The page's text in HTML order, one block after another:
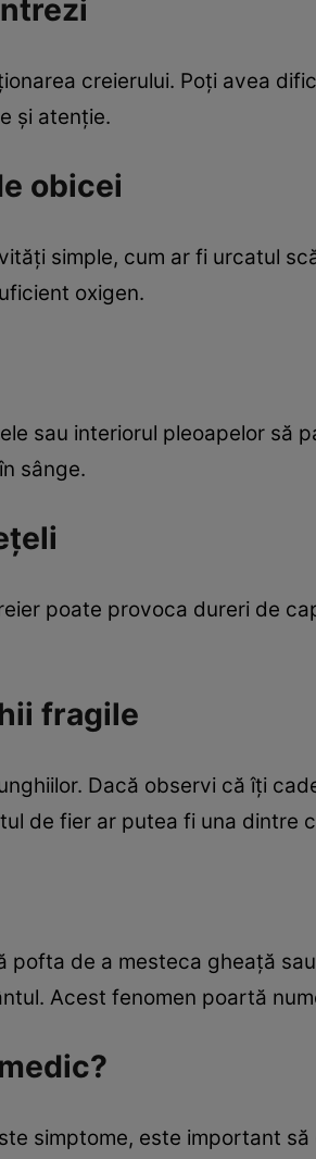
creierului. Poți avea
și atenție.
obicei
simple, cum ar fi urcatul
oxigen.
sau interiorul pleoapelor să
sânge.
poate provoca dureri de
fragile
Dacă observi că îți
de fier ar putea fi una dintre
de a mesteca gheață
Acest fenomen poartă
simptome, este important